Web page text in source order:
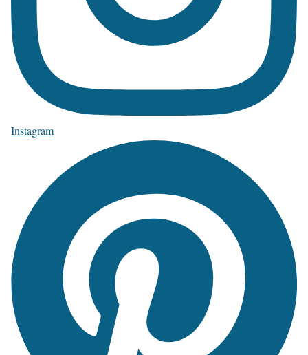
Instagram